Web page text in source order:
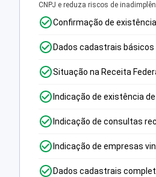
CNPJ e reduza riscos de
Confirmação de existência
Dados cadastrais básicos
Situação na Receita
Indicação de existência
Indicação de consultas
Indicação de empresas
Dados cadastrais